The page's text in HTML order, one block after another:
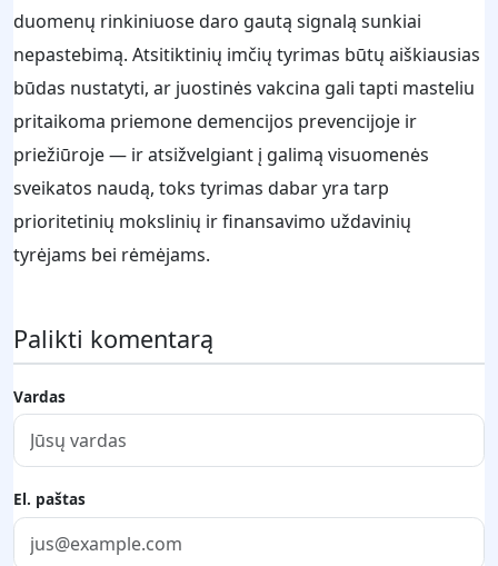
duomenų rinkiniuose daro gautą signalą sunkiai
nepastebimą. Atsitiktinių imčių tyrimas būtų aiškiausias
būdas nustatyti, ar juostinės vakcina gali tapti masteliu
pritaikoma priemone demencijos prevencijoje ir
priežiūroje — ir atsižvelgiant į galimą visuomenės
sveikatos naudą, toks tyrimas dabar yra tarp
prioritetinių mokslinių ir finansavimo uždavinių
tyrėjams bei rėmėjams.
Palikti komentarą
Vardas
El. paštas